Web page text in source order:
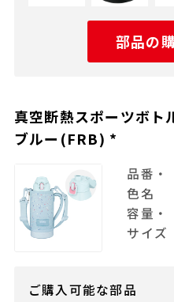
部品の
真空断熱スポーツボト
ブルー(FRB) *
品番・
色名
容量・
サイズ
ご購入可能な部品